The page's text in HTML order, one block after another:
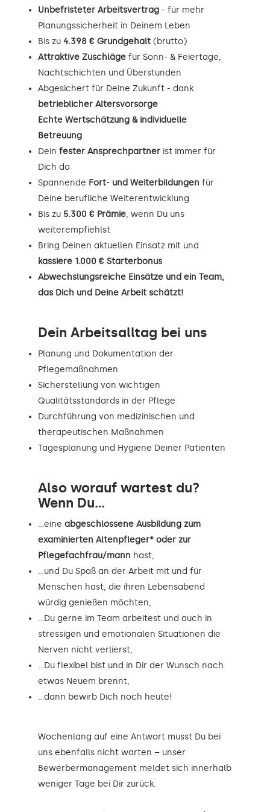
Unbefristeter Arbeitsvertrag - für mehr
Planungssicherheit in Deinem Leben
Bis zu 4.398 € Grundgehalt (brutto)
Attraktive Zuschläge für Sonn- & Feiertage,
Nachtschichten und Überstunden
Abgesichert für Deine Zukunft - dank
betrieblicher Altersvorsorge
Echte Wertschätzung & individuelle
Betreuung
Dein fester Ansprechpartner ist immer für
Dich da
Spannende Fort- und Weiterbildungen für
Deine berufliche Weiterentwicklung
Bis zu 5.300 € Prämie, wenn Du uns
weiterempfiehlst
Bring Deinen aktuellen Einsatz mit und
kassiere 1.000 € Starterbonus
Abwechslungsreiche Einsätze und ein Team,
das Dich und Deine Arbeit schätzt!
Dein Arbeitsalltag bei uns
Planung und Dokumentation der
Pflegemaßnahmen
Sicherstellung von wichtigen
Qualitätsstandards in der Pflege
Durchführung von medizinischen und
therapeutischen Maßnahmen
Tagesplanung und Hygiene Deiner Patienten
Also worauf wartest du?
Wenn Du...
…eine abgeschlossene Ausbildung zum
examinierten Altenpfleger* oder zur
Pflegefachfrau/mann hast,
…und Du Spaß an der Arbeit mit und für
Menschen hast, die ihren Lebensabend
würdig genießen möchten,
…Du gerne im Team arbeitest und auch in
stressigen und emotionalen Situationen die
Nerven nicht verlierst,
…Du flexibel bist und in Dir der Wunsch nach
etwas Neuem brennt,
…dann bewirb Dich noch heute!
Wochenlang auf eine Antwort musst Du bei
uns ebenfalls nicht warten – unser
Bewerbermanagement meldet sich innerhalb
weniger Tage bei Dir zurück.